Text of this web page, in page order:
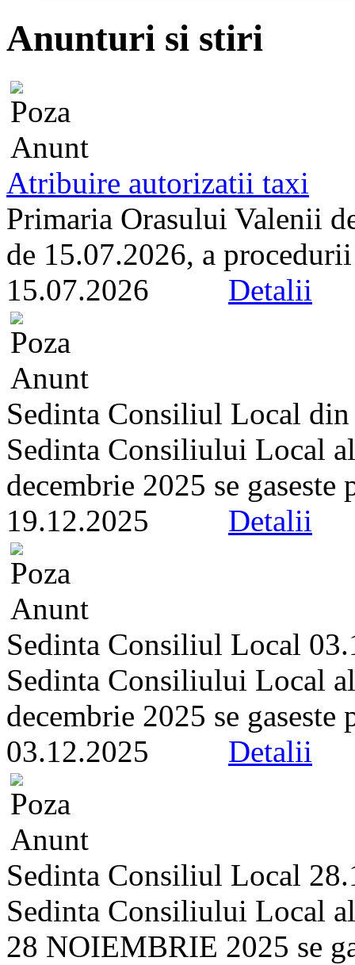
Anunturi si stiri
Atribuire autorizatii taxi
Primaria Orasului Valenii
de 15.07.2026, a
15.07.2026 Detalii
Sedinta Consiliul Local
Sedinta Consiliului Local
decembrie 2025 se
19.12.2025 Detalii
Sedinta Consiliul Local
Sedinta Consiliului Local
decembrie 2025 se
03.12.2025 Detalii
Sedinta Consiliul Local
Sedinta Consiliului Local
28 NOIEMBRIE 2025 se